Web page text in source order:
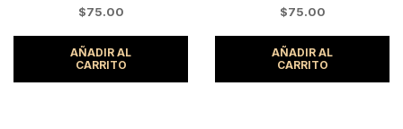
$75.00
AÑADIR AL
CARRITO
$75.00
AÑADIR AL
CARRITO